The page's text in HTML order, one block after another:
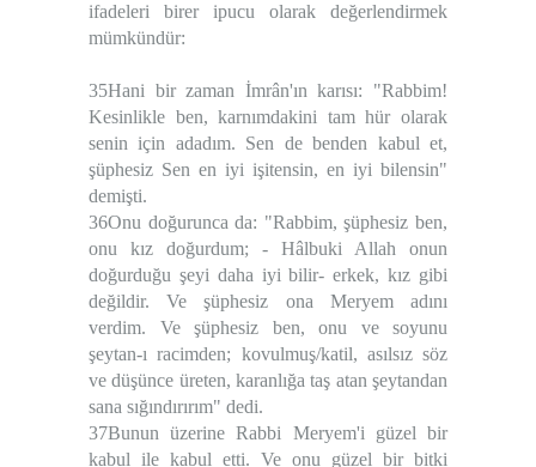
ifadeleri birer ipucu olarak değerlendirmek
mümkündür:
35Hani bir zaman İmrân'ın karısı: "Rabbim!
Kesinlikle ben, karnımdakini tam hür olarak
senin için adadım. Sen de benden kabul et,
şüphesiz Sen en iyi işitensin, en iyi bilensin"
demişti.
36Onu doğurunca da: "Rabbim, şüphesiz ben,
onu kız doğurdum; - Hâlbuki Allah onun
doğurduğu şeyi daha iyi bilir- erkek, kız gibi
değildir. Ve şüphesiz ona Meryem adını
verdim. Ve şüphesiz ben, onu ve soyunu
şeytan-ı racimden; kovulmuş/katil, asılsız söz
ve düşünce üreten, karanlığa taş atan şeytandan
sana sığındırırım" dedi.
37Bunun üzerine Rabbi Meryem'i güzel bir
kabul ile kabul etti. Ve onu güzel bir bitki